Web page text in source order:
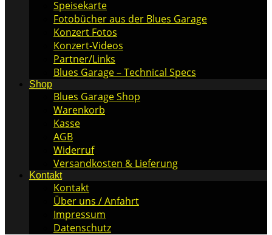
Speisekarte
Fotobücher aus der Blues Garage
Konzert Fotos
Konzert-Videos
Partner/Links
Blues Garage – Technical Specs
Shop
Blues Garage Shop
Warenkorb
Kasse
AGB
Widerruf
Versandkosten & Lieferung
Kontakt
Kontakt
Über uns / Anfahrt
Impressum
Datenschutz